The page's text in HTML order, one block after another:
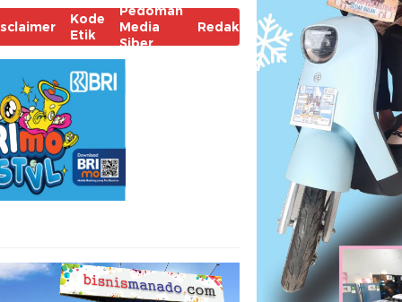
Kode
Etik
Pedoman
Media
Siber
Redaksi